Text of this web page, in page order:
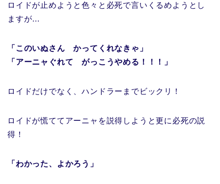
ロイドが止めようと色々と必死で言いくるめようとし
ますが…
「このいぬさん かってくれなきゃ」
「アーニャぐれて がっこうやめる！！！」
ロイドだけでなく、ハンドラーまでビックリ！
ロイドが慌ててアーニャを説得しようと更に必死の説
得！
「わかった、よかろう」